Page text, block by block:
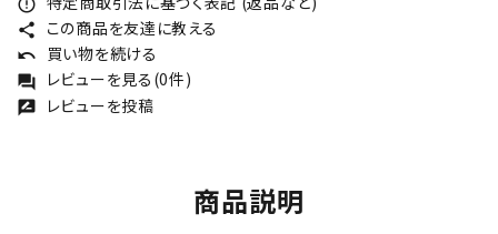
error_outline
share この商品を友達に教える
undo 買い物を続ける
forum レビューを見る(0件)
rate_review レビューを投稿
商品説明